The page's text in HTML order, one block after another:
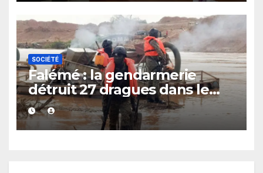
SOCIÉTÉ
Falémé : la gendarmerie
détruit 27 dragues dans le
cadre de la lutte contre
l’exploitation illégale